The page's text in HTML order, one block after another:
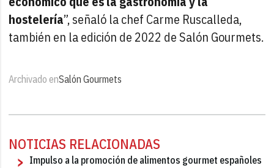
hostelería”, señaló la chef Carme Ruscalleda,
también en la edición de 2022 de Salón Gourmets.
Archivado enSalón Gourmets
NOTICIAS RELACIONADAS
Impulso a la promoción de alimentos gourmet españoles